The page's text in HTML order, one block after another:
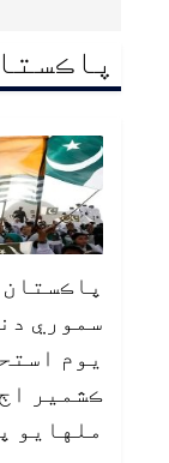
سموري
يوم
ڪشمير اڄ
ملهايو